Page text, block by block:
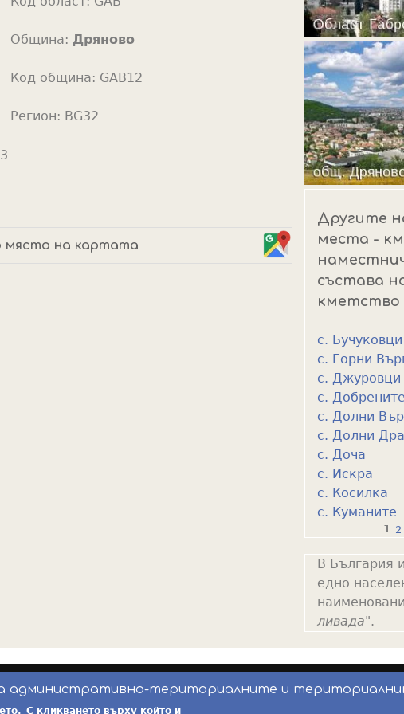
Община: Дряново
Код община: GAB12
Регион: BG32
място на картата
Другите
места -
състава
кметство
с. Бучуковци
с. Горни
с. Джуровци
с. Добрените
с. Долни
с. Долни
с. Доча
с. Искра
с. Косилка
с. Куманите
a
g
e
s
1 2
В България
едно
ливада".
административно-териториалните и
Бойчо Добрев -ekatte.com
С кликването върху който и